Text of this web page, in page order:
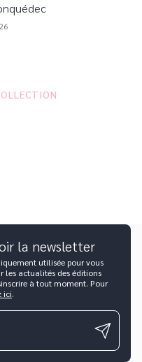
la newsletter
utilisée pour vous
les actualités des éditions
à tout moment. Pour
ici.